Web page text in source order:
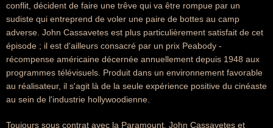
conflit, décident de faire une trêve qui va être rompue par un
sudiste qui entreprend de voler une paire de bottes au camp
adverse. John Cassavetes est plus particulièrement satisfait de cet
épisode ; il est d'ailleurs consacré par un prix Peabody -
récompense américaine décernée annuellement depuis 1948 aux
programmes télévisuels. Produit dans un environnement favorable
au réalisateur, il s'agit là de la seule expérience positive du cinéaste
au sein de l'industrie hollywoodienne.
Toujours sous contrat avec la Paramount, John Cassavetes et